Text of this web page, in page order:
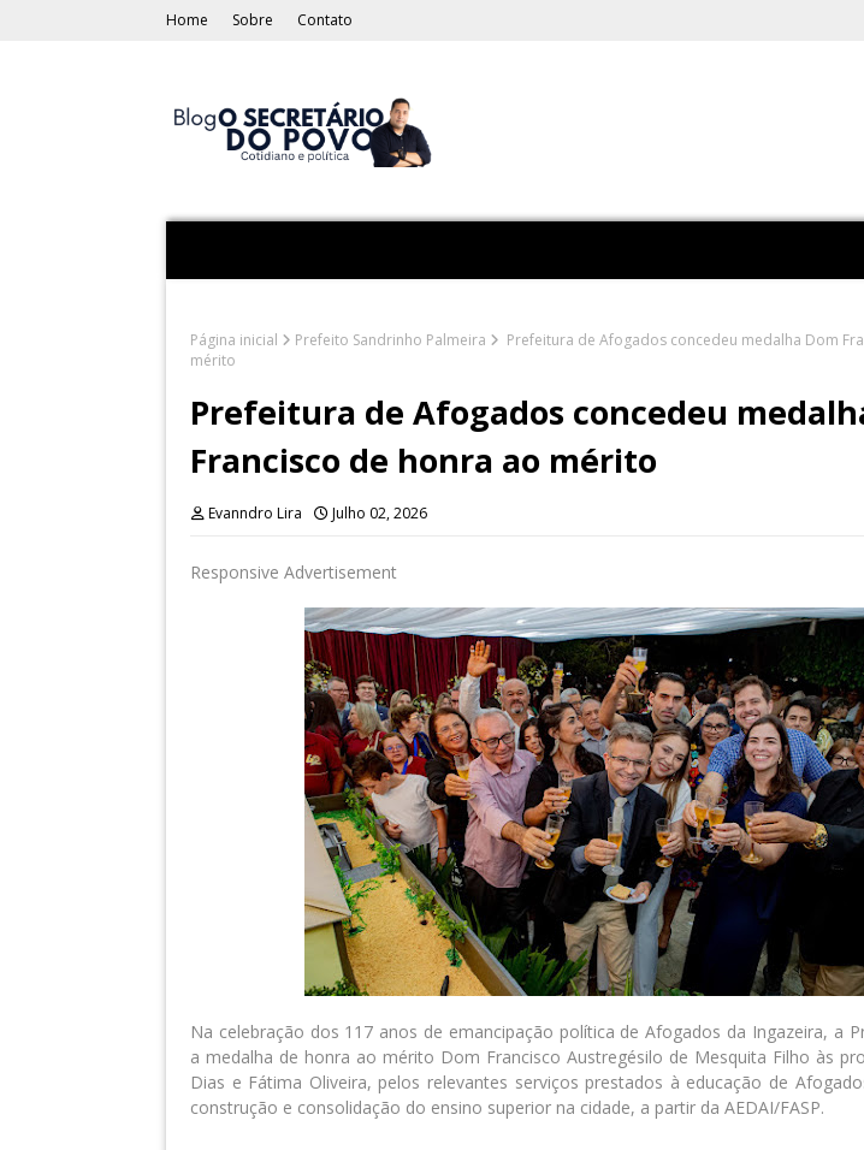
Home Sobre Contato
Página inicial Prefeito Sandrinho Palmeira
Prefeitura de Afogados concedeu medalha Dom
mérito
Prefeitura de Afogados concedeu
Francisco de honra ao mérito
Evanndro Lira Julho 02, 2026
Responsive Advertisement
Na celebração dos 117 anos de emancipação política de Afogados da Ingazeira, a
a medalha de honra ao mérito Dom Francisco Austregésilo de Mesquita Filho às
Dias e Fátima Oliveira, pelos relevantes serviços prestados à educação de
construção e consolidação do ensino superior na cidade, a partir da AEDAI/FASP.